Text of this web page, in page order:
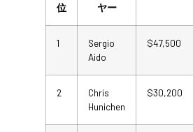
位
ヤー
1
Sergio
Aido
$47,500
2
Chris
Hunichen
$30,200